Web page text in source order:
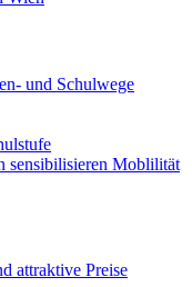
und Schulwege
sensibilisieren Moblilität
attraktive Preise